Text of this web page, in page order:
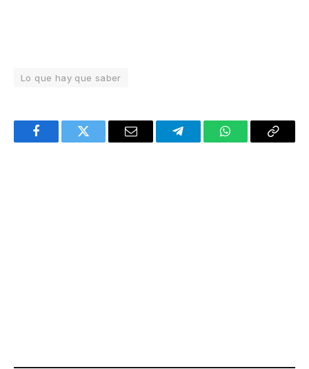
Lo que hay que saber
FacebookTwitter Email TelegramWhatsAppCopy